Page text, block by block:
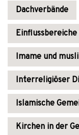
Dachverbände
Einflussbereiche
Imame und
Interreligiöser
Islamische
Kirchen in der